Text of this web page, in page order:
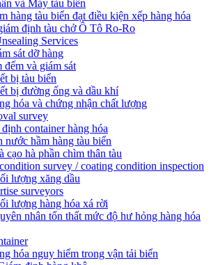
và Máy tàu biển
hàng tàu biển đạt điều kiện xếp hàng hóa
định tàu chở Ô Tô Ro-Ro
Services
sát dỡ hàng
và giám sát
bị tàu biển
bị đường ống và dầu khí
hóa và chứng nhận chất lượng
survey
container hàng hóa
nước hầm hàng tàu biển
cạo hà phần chìm thân tàu
survey / coating condition inspection
lượng xăng dầu
surveyors
lượng hàng hóa xá rời
nhân tổn thất mức độ hư hỏng hàng hóa
hóa nguy hiểm trong vận tải biển